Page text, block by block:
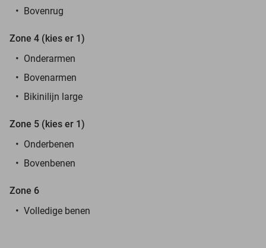
Bovenrug
Zone 4 (kies er 1)
Onderarmen
Bovenarmen
Bikinilijn large
Zone 5 (kies er 1)
Onderbenen
Bovenbenen
Zone 6
Volledige benen